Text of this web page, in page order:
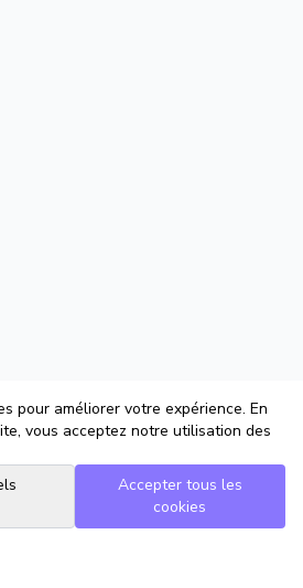
pour améliorer votre expérience. En
vous acceptez notre utilisation des
Accepter tous les
cookies